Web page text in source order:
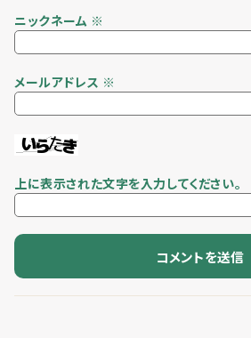
ニックネーム ※
メールアドレス ※
上に表示された文字を入力してください。